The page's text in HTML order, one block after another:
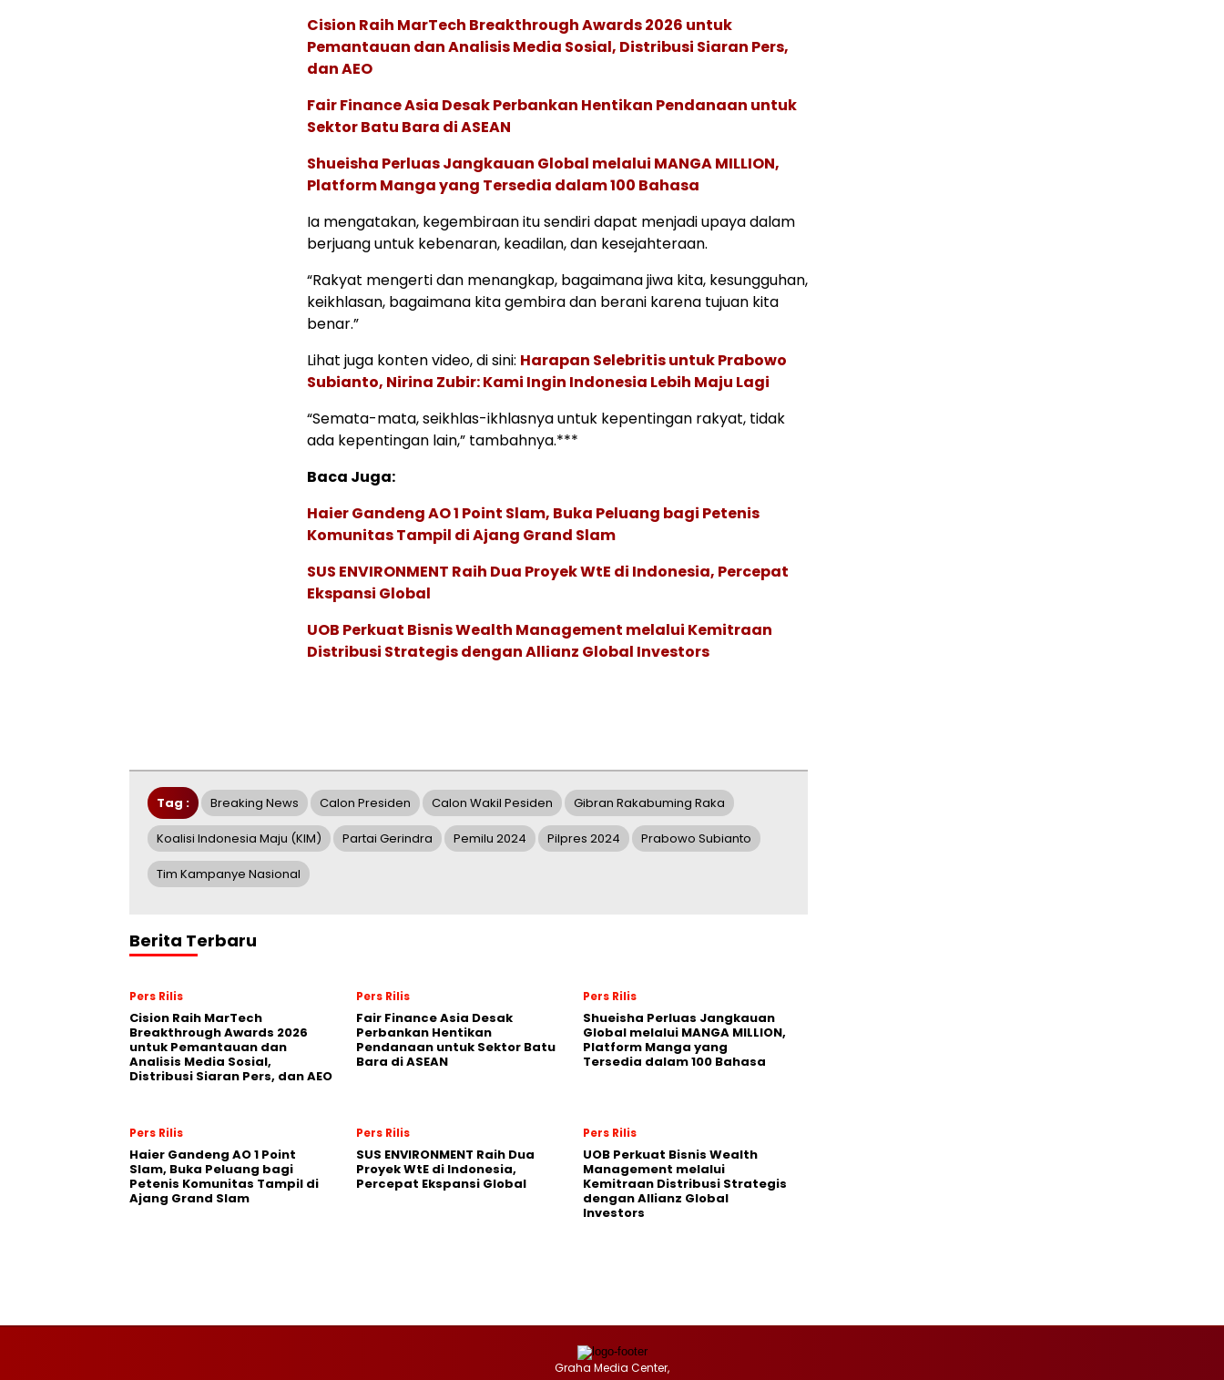
Cision Raih MarTech Breakthrough Awards 2026 untuk
Pemantauan dan Analisis Media Sosial, Distribusi Siaran Pers,
dan AEO
Fair Finance Asia Desak Perbankan Hentikan Pendanaan untuk
Sektor Batu Bara di ASEAN
Shueisha Perluas Jangkauan Global melalui MANGA MILLION,
Platform Manga yang Tersedia dalam 100 Bahasa
Ia mengatakan, kegembiraan itu sendiri dapat menjadi upaya dalam
berjuang untuk kebenaran, keadilan, dan kesejahteraan.
“Rakyat mengerti dan menangkap, bagaimana jiwa kita, kesungguhan,
keikhlasan, bagaimana kita gembira dan berani karena tujuan kita
benar.”
Lihat juga konten video, di sini: Harapan Selebritis untuk Prabowo
Subianto, Nirina Zubir: Kami Ingin Indonesia Lebih Maju Lagi
“Semata-mata, seikhlas-ikhlasnya untuk kepentingan rakyat, tidak
ada kepentingan lain,” tambahnya.***
Baca Juga:
Haier Gandeng AO 1 Point Slam, Buka Peluang bagi Petenis
Komunitas Tampil di Ajang Grand Slam
SUS ENVIRONMENT Raih Dua Proyek WtE di Indonesia, Percepat
Ekspansi Global
UOB Perkuat Bisnis Wealth Management melalui Kemitraan
Distribusi Strategis dengan Allianz Global Investors
Tag : Breaking News Calon Presiden Calon Wakil Pesiden Gibran Rakabuming Raka
Koalisi Indonesia Maju (KIM) Partai Gerindra Pemilu 2024 Pilpres 2024 Prabowo Subianto
Tim Kampanye Nasional
Berita Terbaru
Pers Rilis
Cision Raih MarTech
Breakthrough Awards 2026
untuk Pemantauan dan
Analisis Media Sosial,
Distribusi Siaran Pers, dan AEO
Pers Rilis
Fair Finance Asia Desak
Perbankan Hentikan
Pendanaan untuk Sektor Batu
Bara di ASEAN
Pers Rilis
Shueisha Perluas Jangkauan
Global melalui MANGA MILLION,
Platform Manga yang
Tersedia dalam 100 Bahasa
Pers Rilis
Haier Gandeng AO 1 Point
Slam, Buka Peluang bagi
Petenis Komunitas Tampil di
Ajang Grand Slam
Pers Rilis
SUS ENVIRONMENT Raih Dua
Proyek WtE di Indonesia,
Percepat Ekspansi Global
Pers Rilis
UOB Perkuat Bisnis Wealth
Management melalui
Kemitraan Distribusi Strategis
dengan Allianz Global
Investors
Graha Media Center,